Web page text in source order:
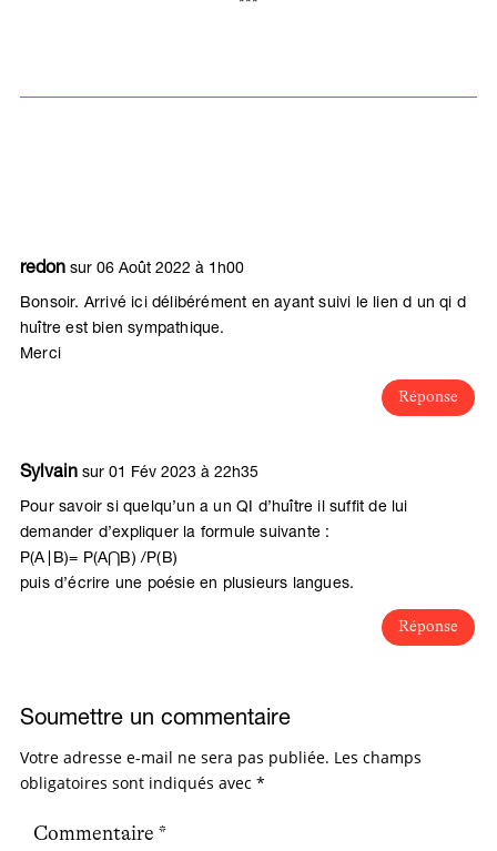
***
redon sur 06 Août 2022 à 1h00
Bonsoir. Arrivé ici délibérément en ayant suivi le lien d un qi d
huître est bien sympathique.
Merci
Réponse
Sylvain sur 01 Fév 2023 à 22h35
Pour savoir si quelqu’un a un QI d’huître il suffit de lui
demander d’expliquer la formule suivante :
P(A∣B)= P(A⋂B) /P(B)
puis d’écrire une poésie en plusieurs langues.
Réponse
Soumettre un commentaire
Votre adresse e-mail ne sera pas publiée. Les champs
obligatoires sont indiqués avec *